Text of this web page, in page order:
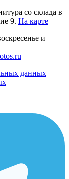
со склада в
9. На карте
и
данных